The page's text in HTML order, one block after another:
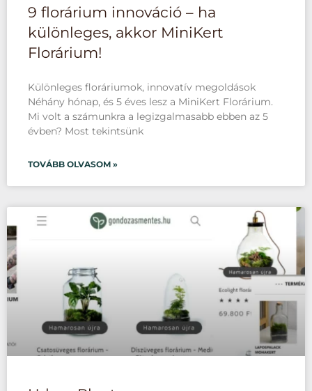
9 florárium innováció – ha
különleges, akkor MiniKert
Florárium!
Különleges floráriumok, innovatív megoldások
Néhány hónap, és 5 éves lesz a MiniKert Florárium.
Mi volt a számunkra a legizgalmasabb ebben az 5
évben? Most tekintsünk
TOVÁBB OLVASOM »